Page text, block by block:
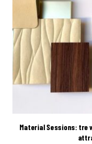
Material Sessions: tre